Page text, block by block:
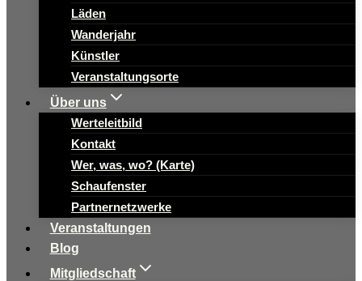
Läden
Wanderjahr
Künstler
Veranstaltungsorte
Über uns
Werteleitbild
Kontakt
Wer, was, wo? (Karte)
Schaufenster
Partnernetzwerke
Veranstaltungen
Blog
Mitgliedschaft